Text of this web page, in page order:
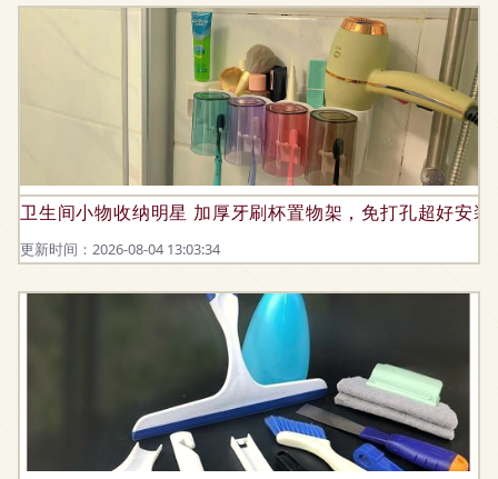
卫生间小物收纳明星 加厚牙刷杯置物架，免打孔超好安装
更新时间：2026-08-04 13:03:34